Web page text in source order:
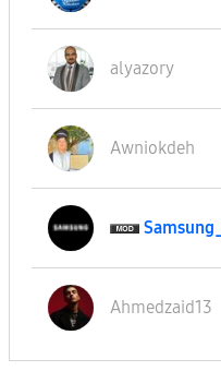
alyazory
Awniokdeh
Ahmedzaid13